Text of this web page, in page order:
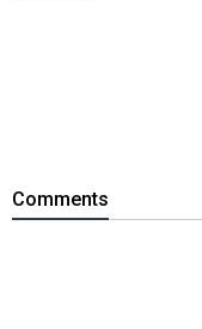
Comments